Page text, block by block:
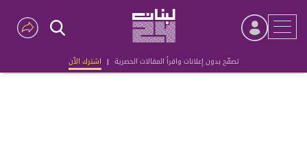
تصفّح بدون إعلانات واقرأ المقالات الحصرية | اشترك الآن
Advertisement